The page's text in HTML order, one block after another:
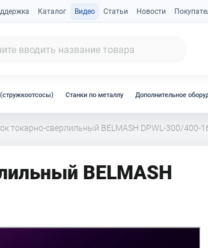
Каталог Видео Статьи Новости
Станки по металлу Дополнительное
токарно-сверлильный BELMASH DPWL-300/400-
BELMASH